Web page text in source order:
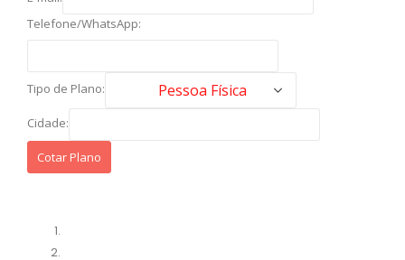
Telefone/WhatsApp:
Tipo de Plano:
Cidade: